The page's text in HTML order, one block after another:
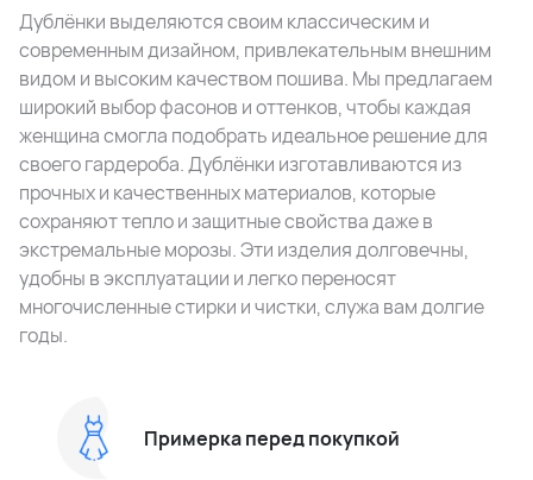
Дублёнки выделяются своим классическим и
современным дизайном, привлекательным внешним
видом и высоким качеством пошива. Мы предлагаем
широкий выбор фасонов и оттенков, чтобы каждая
женщина смогла подобрать идеальное решение для
своего гардероба. Дублёнки изготавливаются из
прочных и качественных материалов, которые
сохраняют тепло и защитные свойства даже в
экстремальные морозы. Эти изделия долговечны,
удобны в эксплуатации и легко переносят
многочисленные стирки и чистки, служа вам долгие
годы.
Примерка перед покупкой